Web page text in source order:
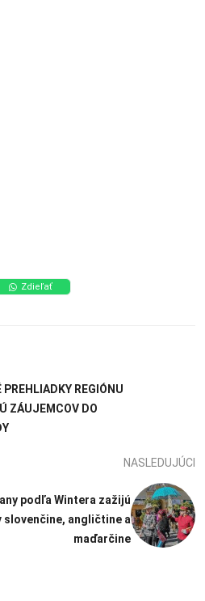
Zdieľať
PREHLIADKY REGIÓNU
ZÁUJEMCOV DO
NASLEDUJÚCI
podľa Wintera zažijú
angličtine a
maďarčine